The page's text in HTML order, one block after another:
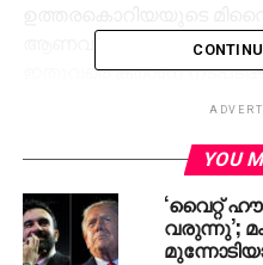
ആണവ പരീണങ്ങള്‍
ഇതുവരെ കര്‍ശന
എന്നാല്‍ കൊറിയയെ
സ്റ്റേറ്റ് വിഷയങ്ങളില്‍
വ്യക്തമാക്കി.
YOU
‘വൈറ്റ്
വരുന്നു’;